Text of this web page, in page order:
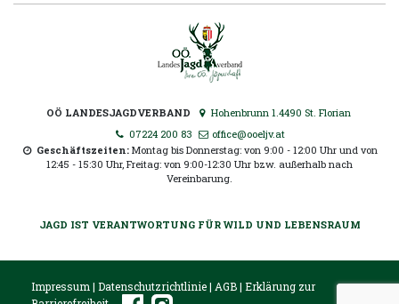
OÖ LANDESJAGDVERBAND
Hohenbrunn 1.4490 St. Florian
07224 200 83
office@ooeljv.at
Geschäftszeiten: Montag bis Donnerstag: von 9:00 - 12:00 Uhr und von
12:45 - 15:30 Uhr, Freitag: von 9:00-12:30 Uhr bzw. außerhalb nach
Vereinbarung.
JAGD IST VERANTWORTUNG FÜR WILD UND LEBENSRAUM
Impressum | Datenschutzrichtlinie| AGB| Erklärung zur